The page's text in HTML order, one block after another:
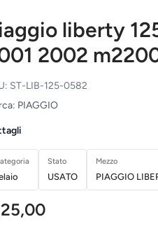
liberty
2002
ST-LIB-125-0582
PIAGGIO
Stato
USATO
Mezzo
PIAGGIO